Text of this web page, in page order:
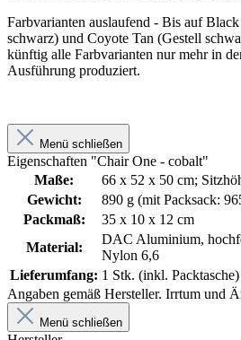
Farbvarianten auslaufend - Bis auf
schwarz) und Coyote Tan (Gestell
künftig alle Farbvarianten nur mehr in
Ausführung produziert.
Menü schließen
Eigenschaften "Chair One - cobalt"
Maße:
66 x 52 x 50 cm;
Gewicht:
890 g (mit Packsack:
Packmaß:
35 x 10 x 12 cm
Material:
DAC Aluminium,
Nylon 6,6
Lieferumfang: 1 Stk. (inkl. Packtasche)
Angaben gemäß Hersteller. Irrtum und
Menü schließen